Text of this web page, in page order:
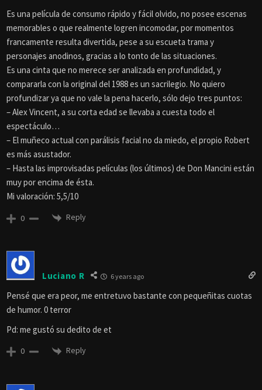
Es una película de consumo rápido y fácil olvido, no posee escenas
memorables o que realmente logren incomodar, por momentos
francamente resulta divertida, pese a su escueta trama y
personajes anodinos, gracias a lo tonto de las situaciones.
Es una cinta que no merece ser analizada en profundidad, y
compararla con la original del 1988 es un sacrilegio. No quiero
profundizar ya que no vale la pena hacerlo, sólo dejo tres puntos:
– Alex Vincent, a su corta edad se llevaba a cuesta todo el
espectáculo…
– El muñeco actual con parálisis facial no da miedo, el propio Robert
es más asustador.
– Hasta las improvisadas películas (los últimos) de Don Mancini están
muy por encima de ésta.
Mi valoración: 5,5/10
0 Reply
Luciano R 6 years ago
Pensé que era peor, me entretuvo bastante con pequeñitas cuotas
de humor. 0 terror
Pd: me gustó su dedito de et
0 Reply